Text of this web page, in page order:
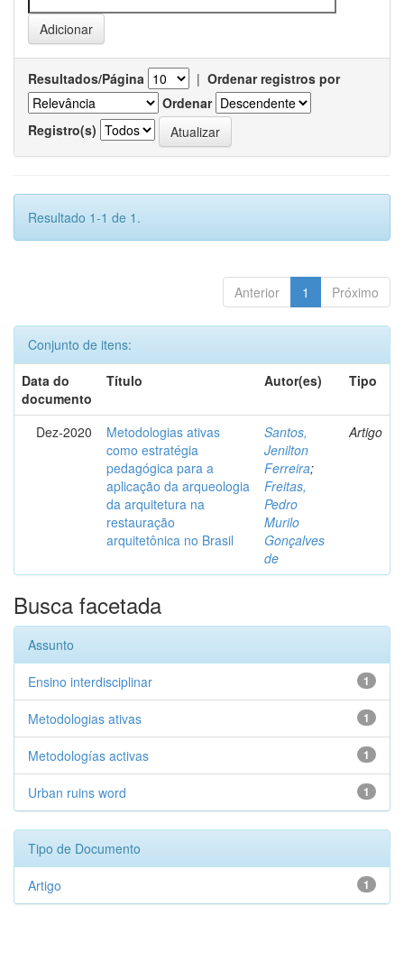
Resultados/Página | Ordenar registros por
Ordenar
Registro(s)
Resultado 1-1 de 1.
Anterior 1 Próximo
Conjunto de itens:
Data do
documento
Título Autor(es) Tipo
Dez-2020
Metodologias ativas
como estratégia
pedagógica para a
aplicação da arqueologia
da arquitetura na
restauração
arquitetônica no Brasil
Santos,
Jenilton
Ferreira;
Freitas,
Pedro
Murilo
Gonçalves
de
Artigo
Busca facetada
Assunto
1
Ensino interdisciplinar
1
Metodologias ativas
1
Metodologías activas
1
Urban ruins word
Tipo de Documento
1
Artigo